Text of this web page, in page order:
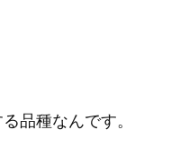
品種なんです。